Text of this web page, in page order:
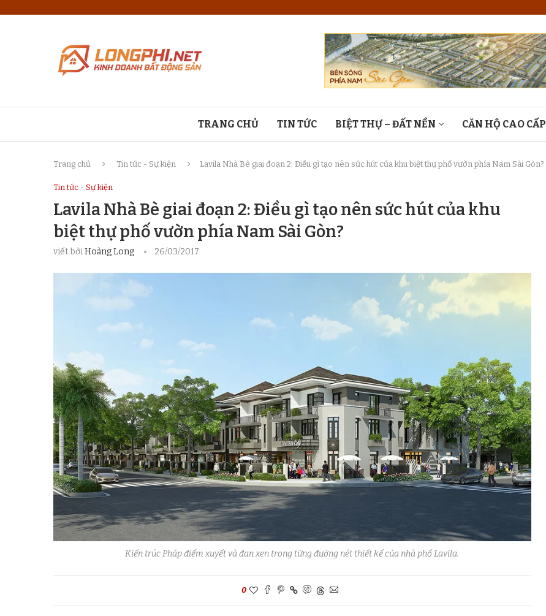
TRANG CHỦ TIN TỨC BIỆT THỰ – ĐẤT NỀN CĂN HỘ CAO CẤP
Trang chủ Tin tức - Sự kiện Lavila Nhà Bè giai đoạn 2: Điều gì tạo nên sức hút của khu biệt thự phố vườn phía Nam Sài Gòn?
Tin tức - Sự kiện
Lavila Nhà Bè giai đoạn 2: Điều gì tạo nên sức hút của khu
biệt thự phố vườn phía Nam Sài Gòn?
viết bởiHoàng Long 26/03/2017
Kiến trúc Pháp điểm xuyết và đan xen trong từng đường nét thiết kế của nhà phố Lavila.
0